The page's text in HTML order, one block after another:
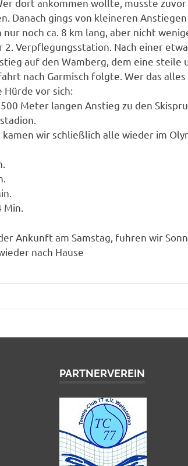
Danach gings von kleineren
noch ca. 8 km lang, aber nicht
2. Verpflegungsstation. Nach einer
auf den Wamberg, dem eine
nach Garmisch folgte. Wer das
Hürde vor sich:
Meter langen Anstieg zu den
wir schließlich alle wieder im
Ankunft am Samstag, fuhren wir
nach Hause
PARTNERVEREIN